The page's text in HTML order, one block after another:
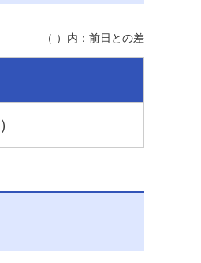
（ ）内：前日との差
）